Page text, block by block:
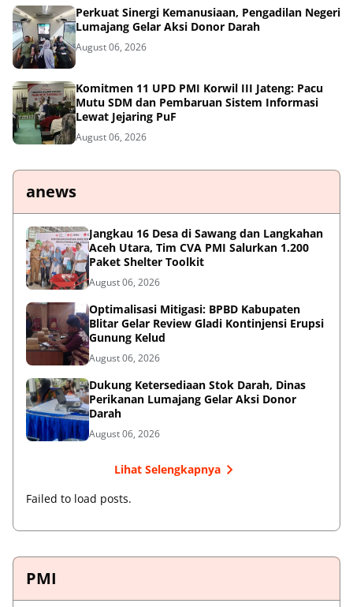
Perkuat Sinergi Kemanusiaan, Pengadilan Negeri
Lumajang Gelar Aksi Donor Darah
August 06, 2026
Komitmen 11 UPD PMI Korwil III Jateng: Pacu
Mutu SDM dan Pembaruan Sistem Informasi
Lewat Jejaring PuF
August 06, 2026
anews
Jangkau 16 Desa di Sawang dan Langkahan
Aceh Utara, Tim CVA PMI Salurkan 1.200
Paket Shelter Toolkit
August 06, 2026
Optimalisasi Mitigasi: BPBD Kabupaten
Blitar Gelar Review Gladi Kontinjensi Erupsi
Gunung Kelud
August 06, 2026
Dukung Ketersediaan Stok Darah, Dinas
Perikanan Lumajang Gelar Aksi Donor
Darah
August 06, 2026
Lihat Selengkapnya
Failed to load posts.
PMI